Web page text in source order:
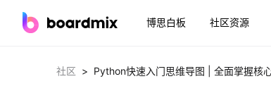
博思白板 社区资源
社区 > Python快速入门思维导图 | 全面掌握核